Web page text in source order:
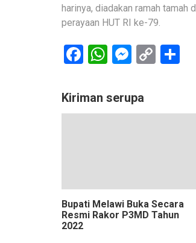
harinya, diadakan ramah tamah
perayaan HUT RI ke-79.
Facebook
WhatsApp
Copy
Kiriman serupa
Bupati Melawi Buka Secara
Resmi Rakor P3MD Tahun
2022